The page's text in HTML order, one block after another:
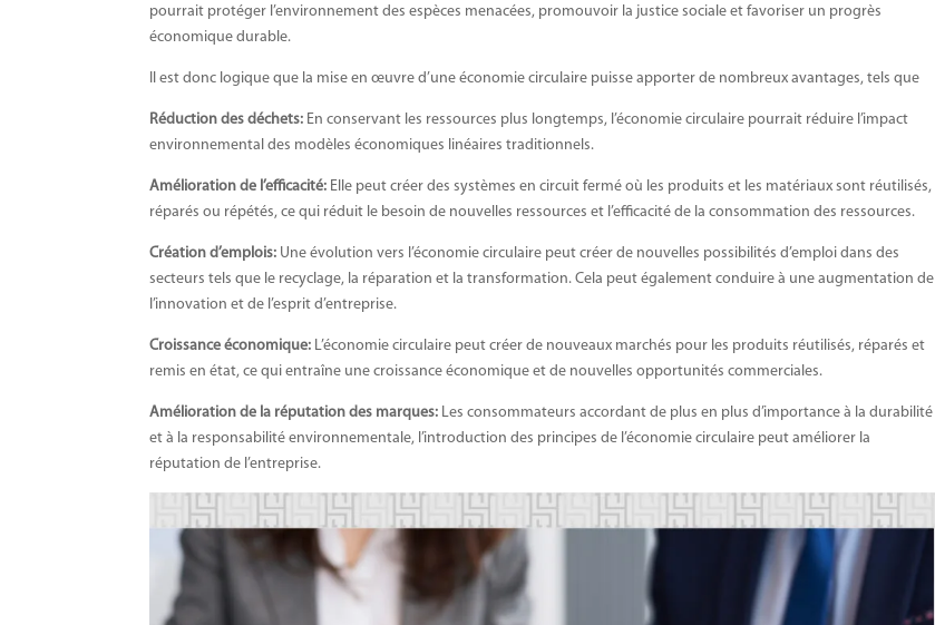
pourrait protéger l’environnement des espèces menacées, promouvoir la justice sociale et favoriser un progrès
économique durable.
Il est donc logique que la mise en œuvre d’une économie circulaire puisse apporter de nombreux avantages, tels que
Réduction des déchets: En conservant les ressources plus longtemps, l’économie circulaire pourrait réduire l’impact
environnemental des modèles économiques linéaires traditionnels.
Amélioration de l’efficacité: Elle peut créer des systèmes en circuit fermé où les produits et les matériaux sont réutilisés,
réparés ou répétés, ce qui réduit le besoin de nouvelles ressources et l’efficacité de la consommation des ressources.
Création d’emplois: Une évolution vers l’économie circulaire peut créer de nouvelles possibilités d’emploi dans des
secteurs tels que le recyclage, la réparation et la transformation. Cela peut également conduire à une augmentation de
l’innovation et de l’esprit d’entreprise.
Croissance économique: L’économie circulaire peut créer de nouveaux marchés pour les produits réutilisés, réparés et
remis en état, ce qui entraîne une croissance économique et de nouvelles opportunités commerciales.
Amélioration de la réputation des marques: Les consommateurs accordant de plus en plus d’importance à la durabilité
et à la responsabilité environnementale, l’introduction des principes de l’économie circulaire peut améliorer la
réputation de l’entreprise.